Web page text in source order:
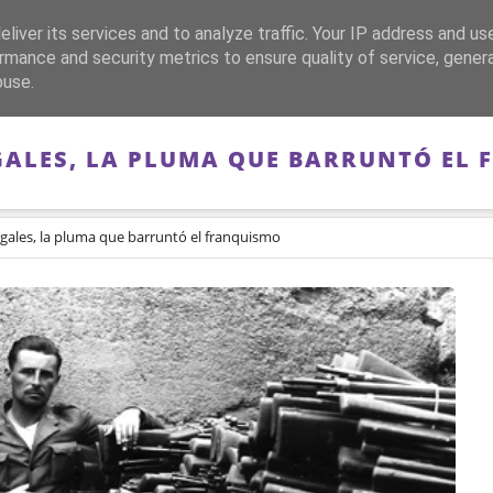
FRANQUISMO GUERRA DE ESPAÑA MEMORIA
LA PLUMA QUE BARRUNTÓ EL
la pluma que barruntó el franquismo
its services and to analyze traffic. Your IP address and
and security metrics to ensure quality of service,